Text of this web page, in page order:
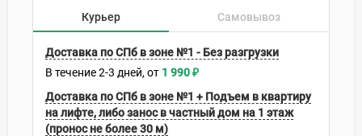
Курьер Самовывоз
Доставка по СПб в зоне №1 - Без разгрузки
В течение2-3 дней 1 990₽
Доставка по СПб в зоне №1 + Подъем в квартиру
на лифте, либо занос в частный дом на 1 этаж
(пронос не более 30 м)